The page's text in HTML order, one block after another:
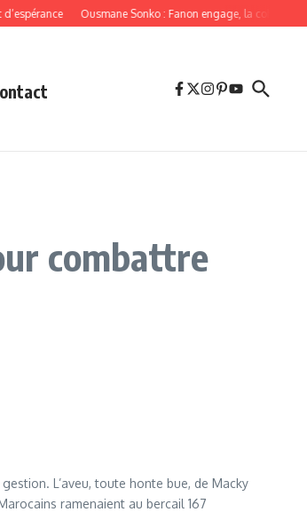
Ousmane Sonko : Fanon engage, la cohérence
combattre
L’aveu, toute honte bue, de Macky
ramenaient au bercail 167